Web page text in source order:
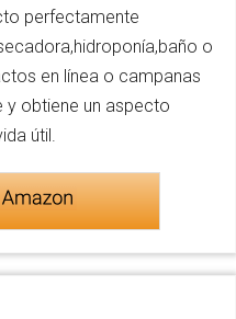
perfectamente
o
en línea o campanas
obtiene un aspecto
útil.